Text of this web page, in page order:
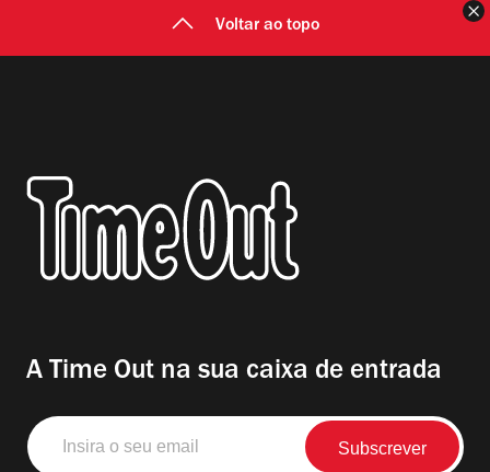
Voltar ao topo
A Time Out na sua caixa de entrada
Insira
o